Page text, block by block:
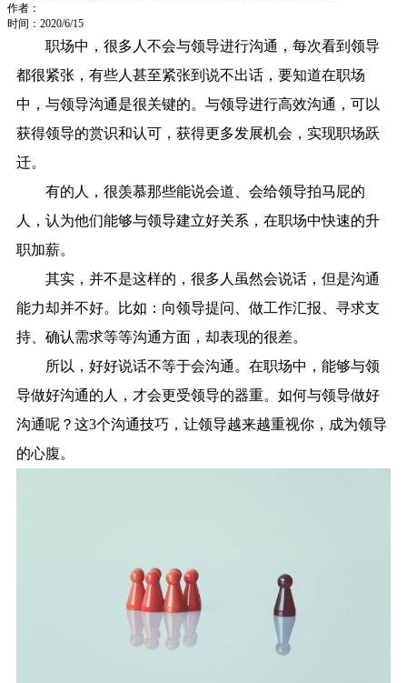
作者：
时间：2020/6/15
职场中，很多人不会与领导进行沟通，每次看到领导
都很紧张，有些人甚至紧张到说不出话，要知道在职场
中，与领导沟通是很关键的。与领导进行高效沟通，可以
获得领导的赏识和认可，获得更多发展机会，实现职场跃
迁。
有的人，很羡慕那些能说会道、会给领导拍马屁的
人，认为他们能够与领导建立好关系，在职场中快速的升
职加薪。
其实，并不是这样的，很多人虽然会说话，但是沟通
能力却并不好。比如：向领导提问、做工作汇报、寻求支
持、确认需求等等沟通方面，却表现的很差。
所以，好好说话不等于会沟通。在职场中，能够与领
导做好沟通的人，才会更受领导的器重。如何与领导做好
沟通呢？这3个沟通技巧，让领导越来越重视你，成为领导
的心腹。